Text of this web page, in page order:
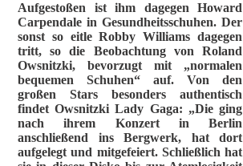
Aufgestoßen ist ihm dagegen Howard
Carpendale in Gesundheitsschuhen. Der
sonst so eitle Robby Williams dagegen
tritt, so die Beobachtung von Roland
Owsnitzki, bevorzugt mit „normalen
bequemen Schuhen“ auf. Von den
großen Stars besonders authentisch
findet Owsnitzki Lady Gaga: „Die ging
nach ihrem Konzert in Berlin
anschließend ins Bergwerk, hat dort
aufgelegt und mitgefeiert. Schließlich hat